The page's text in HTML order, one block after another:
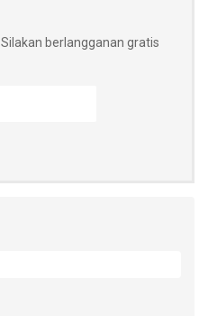
berlangganan gratis